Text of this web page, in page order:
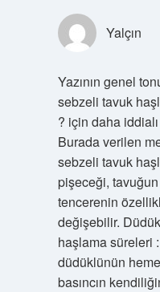
Yalçın
Yazının genel
sebzeli tavuk
? için daha
Burada verilen
sebzeli tavuk
pişeceği,
tencerenin
değişebilir.
haşlama süreleri
düdüklünün
basıncın